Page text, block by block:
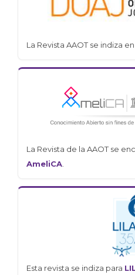
La Revista AAOT se indiza en
La Revista de la AAOT se
AmeliCA
Esta revista se indiza para